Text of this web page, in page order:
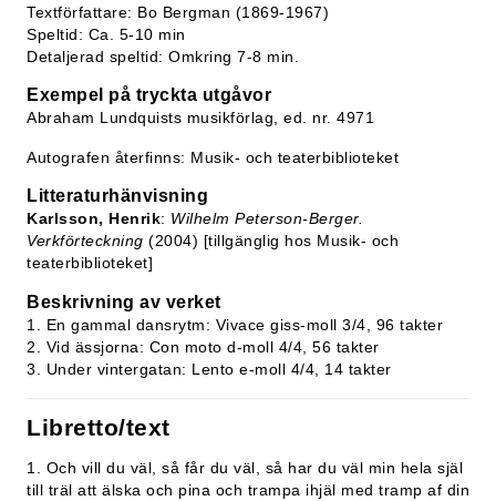
Textförfattare: Bo Bergman (1869-1967)
Speltid: Ca. 5-10 min
Detaljerad speltid: Omkring 7-8 min.
Exempel på tryckta utgåvor
Abraham Lundquists musikförlag, ed. nr. 4971
Autografen återfinns: Musik- och teaterbiblioteket
Litteraturhänvisning
Karlsson, Henrik: Wilhelm Peterson-Berger.
Verkförteckning (2004) [tillgänglig hos Musik- och
teaterbiblioteket]
Beskrivning av verket
1. En gammal dansrytm: Vivace giss-moll 3/4, 96 takter
2. Vid ässjorna: Con moto d-moll 4/4, 56 takter
3. Under vintergatan: Lento e-moll 4/4, 14 takter
Libretto/text
1. Och vill du väl, så får du väl, så har du väl min hela själ
till träl att älska och pina och trampa ihjäl med tramp af din